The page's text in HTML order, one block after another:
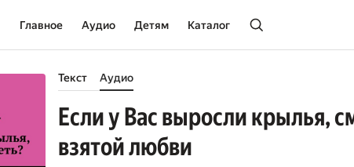
Главное Аудио Детям Каталог
Текст Аудио
Если у Вас выросли крылья,
взятой любви